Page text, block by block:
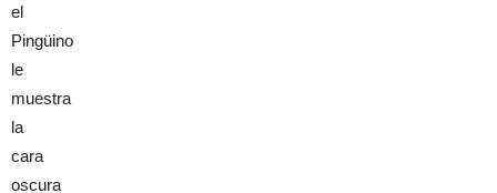
el
Pingüino
le
muestra
la
cara
oscura